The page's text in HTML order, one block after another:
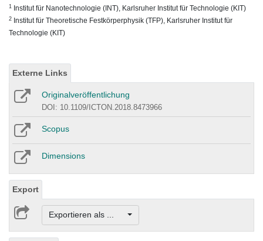
1 Institut für Nanotechnologie (INT), Karlsruher Institut für Technologie (KIT)
2 Institut für Theoretische Festkörperphysik (TFP), Karlsruher Institut für
Technologie (KIT)
Externe Links
Originalveröffentlichung
DOI: 10.1109/ICTON.2018.8473966
Scopus
Dimensions
Export
Exportieren als ...